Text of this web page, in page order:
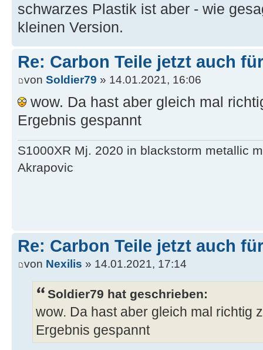
schwarzes Plastik ist aber - wie
kleinen Version.
Re: Carbon Teile jetzt auch
von Soldier79 » 14.01.2021, 16:06
wow. Da hast aber gleich mal
Ergebnis gespannt
S1000XR Mj. 2020 in blackstorm metallic
Akrapovic
Re: Carbon Teile jetzt auch
von Nexilis » 14.01.2021, 17:14
Soldier79 hat geschrieben:
wow. Da hast aber gleich mal richtig
Ergebnis gespannt